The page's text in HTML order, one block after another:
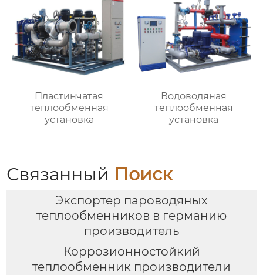
Пластинчатая
теплообменная
установка
Водоводяная
теплообменная
установка
Связанный Поиск
Экспортер пароводяных
теплообменников в германию
производитель
Коррозионностойкий
теплообменник производители